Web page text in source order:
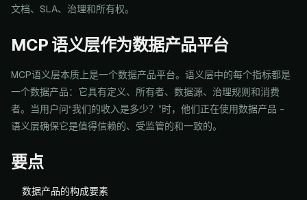
文档、SLA、治理和所有权。
MCP 语义层作为数据产品平台
MCP语义层本质上是一个数据产品平台。语义层中的每个指标都是
一个数据产品：它具有定义、所有者、数据源、治理规则和消费
者。当用户问“我们的收入是多少？”时，他们正在使用数据产品 -
语义层确保它是值得信赖的、受监管的和一致的。
要点
数据产品的构成要素